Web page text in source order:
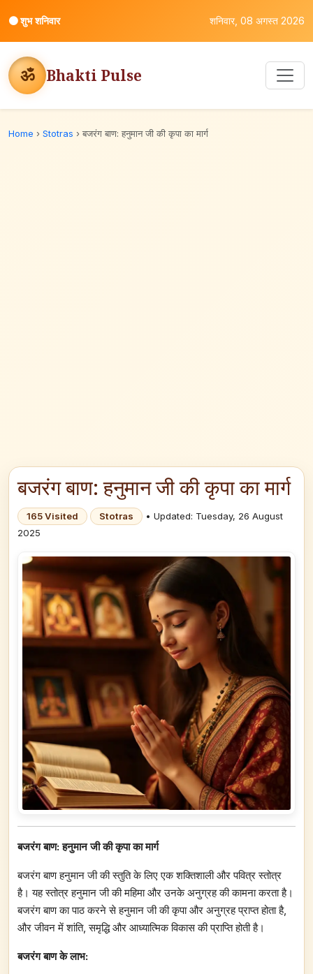
⚫शुभ शनिवार शनिवार, 08 अगस्त 2026
ॐ Bhakti Pulse
Home › Stotras › बजरंग बाण: हनुमान जी की कृपा का मार्ग
बजरंग बाण: हनुमान जी की कृपा का मार्ग
165 Visited Stotras
• Updated: Tuesday, 26 August
2025
बजरंग बाण: हनुमान जी की कृपा का मार्ग
बजरंग बाण हनुमान जी की स्तुति के लिए एक शक्तिशाली और पवित्र स्तोत्र
है। यह स्तोत्र हनुमान जी की महिमा और उनके अनुग्रह की कामना करता है।
बजरंग बाण का पाठ करने से हनुमान जी की कृपा और अनुग्रह प्राप्त होता है,
और जीवन में शांति, समृद्धि और आध्यात्मिक विकास की प्राप्ति होती है।
बजरंग बाण के लाभ: